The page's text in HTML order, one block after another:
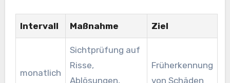
Intervall Maßnahme Ziel
monatlich
Sichtprüfung auf
Risse,
Ablösungen,
Früherkennung
von Schäden